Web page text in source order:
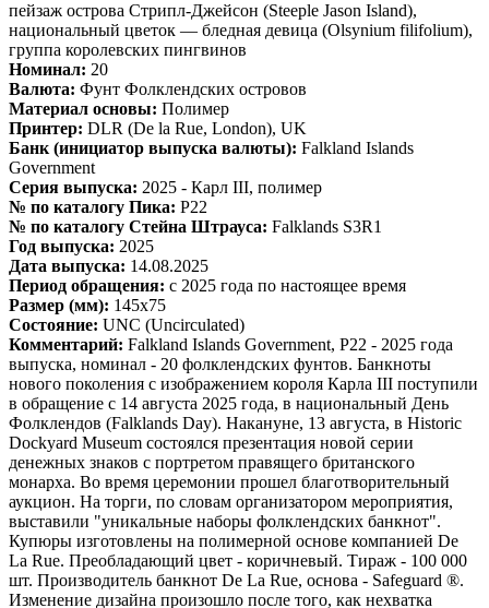
пейзаж острова Стрипл-Джейсон (Steeple Jason Island),
национальный цветок — бледная девица (Olsynium filifolium),
группа королевских пингвинов
Номинал: 20
Валюта: Фунт Фолклендских островов
Материал основы: Полимер
Принтер: DLR (De la Rue, London), UK
Банк (инициатор выпуска валюты): Falkland Islands
Government
Серия выпуска: 2025 - Карл III, полимер
№ по каталогу Пика: P22
№ по каталогу Стейна Штрауса: Falklands S3R1
Год выпуска: 2025
Дата выпуска: 14.08.2025
Период обращения: c 2025 года по настоящее время
Размер (мм): 145x75
Состояние: UNC (Uncirculated)
Комментарий: Falkland Islands Government, P22 - 2025 года
выпуска, номинал - 20 фолклендских фунтов. Банкноты
нового поколения с изображением короля Карла III поступили
в обращение с 14 августа 2025 года, в национальный День
Фолклендов (Falklands Day). Накануне, 13 августа, в Historic
Dockyard Museum состоялся презентация новой серии
денежных знаков с портретом правящего британского
монарха. Во время церемонии прошел благотворительный
аукцион. На торги, по словам организатором мероприятия,
выставили "уникальные наборы фолклендских банкнот".
Купюры изготовлены на полимерной основе компанией De
La Rue. Преобладающий цвет - коричневый. Тираж - 100 000
шт. Производитель банкнот De La Rue, основа - Safeguard ®.
Изменение дизайна произошло после того, как нехватка